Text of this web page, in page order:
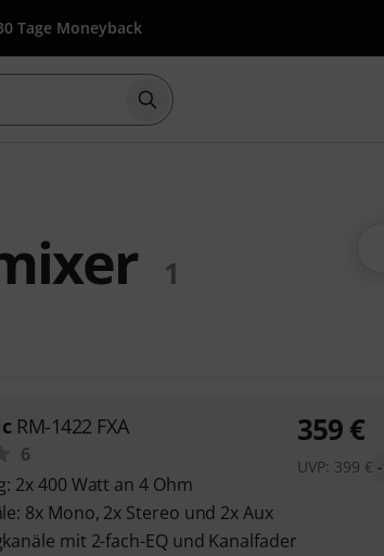
Tage Moneyback
Suche mit Suchwort
1
RM-1422 FXA
6
2x 400 Watt an 4 Ohm
8x Mono, 2x Stereo und 2x Aux
mit 2-fach-EQ und Kanalfader
359€
UVP: 399 €